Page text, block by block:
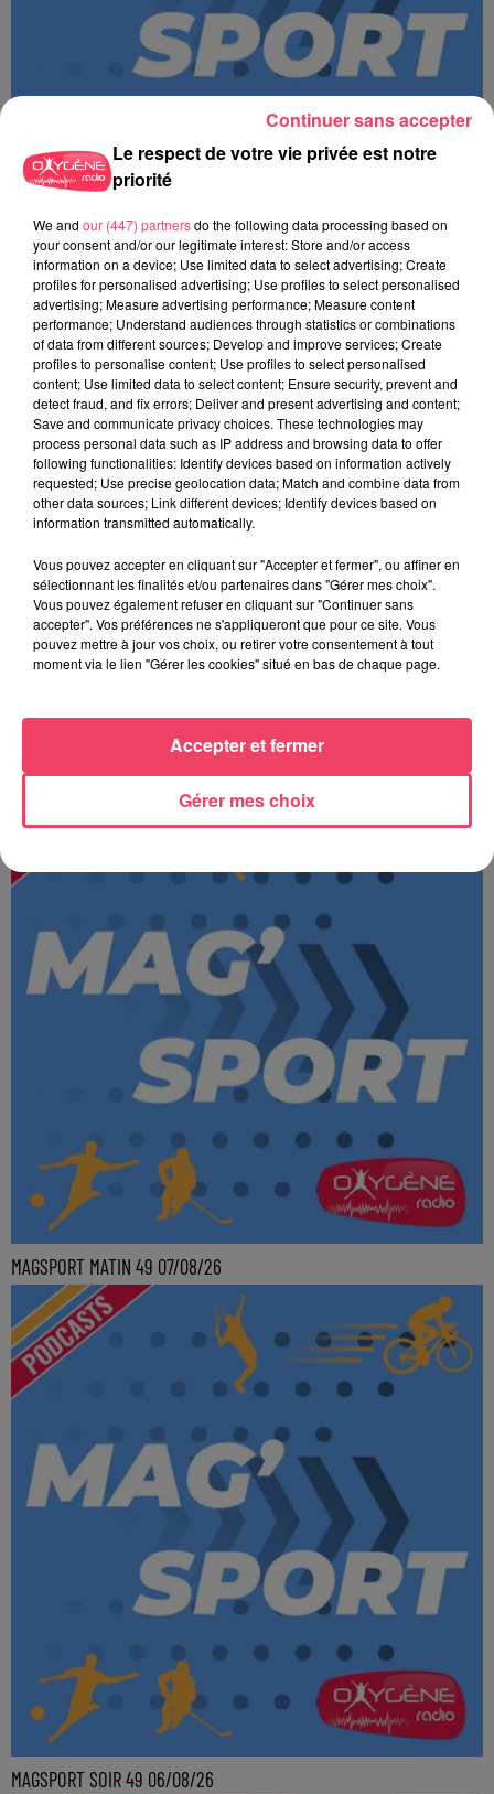
MAGSPORT SOIR 49 07/08/26
JOURNAL ANJOU MIDI 07/08/26
MAGSPORT MATIN 49 07/08/26
MAGSPORT SOIR 49 06/08/26
Le respect de votre vie privée est notre
priorité
We and our (447) partnersdo the following data processing based on
your consent and/or our legitimate interest: Store and/or access
information on a device; Use limited data to select advertising; Create
profiles for personalised advertising; Use profiles to select personalised
advertising; Measure advertising performance; Measure content
performance; Understand audiences through statistics or combinations
of data from different sources; Develop and improve services; Create
profiles to personalise content; Use profiles to select personalised
content; Use limited data to select content; Ensure security, prevent and
detect fraud, and fix errors; Deliver and present advertising and content;
Save and communicate privacy choices. These technologies may
process personal data such as IP address and browsing data to offer
following functionalities: Identify devices based on information actively
requested; Use precise geolocation data; Match and combine data from
other data sources; Link different devices; Identify devices based on
information transmitted automatically.
Vous pouvez accepter en cliquant sur "Accepter et fermer", ou affiner en
sélectionnant les finalités et/ou partenaires dans "Gérer mes choix".
Vous pouvez également refuser en cliquant sur "Continuer sans
accepter". Vos préférences ne s'appliqueront que pour ce site. Vous
pouvez mettre à jour vos choix, ou retirer votre consentement à tout
moment via le lien "Gérer les cookies" situé en bas de chaque page.
Gérer mes choix
Accepter et fermer
Continuer sans accepter